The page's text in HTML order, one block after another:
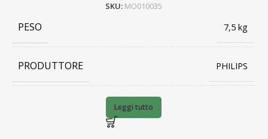
SKU: MO010035
PESO 7,5 kg
PRODUTTORE PHILIPS
Leggi tutto